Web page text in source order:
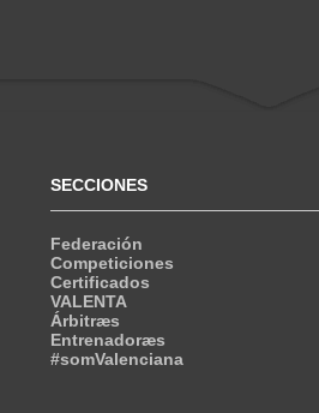
SECCIONES
Federación
Competiciones
Certificados
VALENTA
Árbitræs
Entrenadoræs
#somValenciana